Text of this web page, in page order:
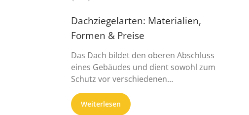
Dachziegelarten: Materialien,
Formen & Preise
Das Dach bildet den oberen Abschluss
eines Gebäudes und dient sowohl zum
Schutz vor verschiedenen
Umwelteinflüssen, als auch ...
Weiterlesen